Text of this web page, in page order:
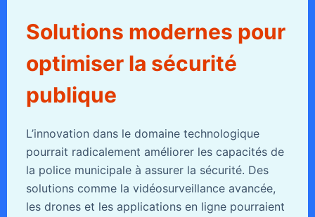
Solutions modernes pour
optimiser la sécurité
publique
L’innovation dans le domaine technologique
pourrait radicalement améliorer les capacités de
la police municipale à assurer la sécurité. Des
solutions comme la vidéosurveillance avancée,
les drones et les applications en ligne pourraient